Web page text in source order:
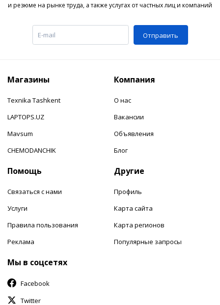
и резюме на рынке труда, а также услугах от частных лиц и компаний
Отправить
Магазины
Texnika Tashkent
LAPTOPS.UZ
Mavsum
CHEMODANCHIK
Компания
О нас
Вакансии
Объявления
Блог
Помощь
Связаться с нами
Услуги
Правила пользования
Реклама
Другие
Профиль
Карта сайта
Карта регионов
Популярные запросы
Мы в соцсетях
Facebook
Twitter